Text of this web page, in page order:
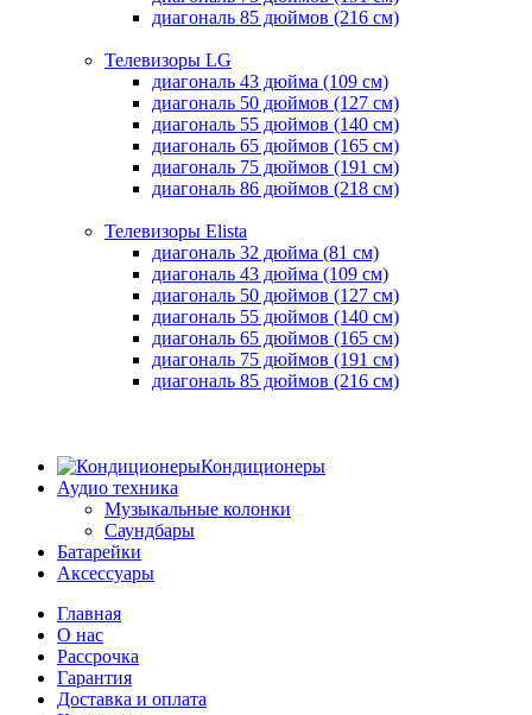
диагональ 85 дюймов (216 см)
Телевизоры LG
диагональ 43 дюйма (109 см)
диагональ 50 дюймов (127 см)
диагональ 55 дюймов (140 cм)
диагональ 65 дюймов (165 cм)
диагональ 75 дюймов (191 см)
диагональ 86 дюймов (218 см)
Телевизоры Elista
диагональ 32 дюйма (81 см)
диагональ 43 дюйма (109 см)
диагональ 50 дюймов (127 см)
диагональ 55 дюймов (140 cм)
диагональ 65 дюймов (165 cм)
диагональ 75 дюймов (191 см)
диагональ 85 дюймов (216 см)
Кондиционеры
Аудио техника
Музыкальные колонки
Саундбары
Батарейки
Аксессуары
Главная
О нас
Рассрочка
Гарантия
Доставка и оплата